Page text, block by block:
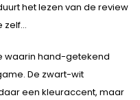
het lezen van de review
zelf…
waarin hand-getekend
De zwart-wit
een kleuraccent, maar